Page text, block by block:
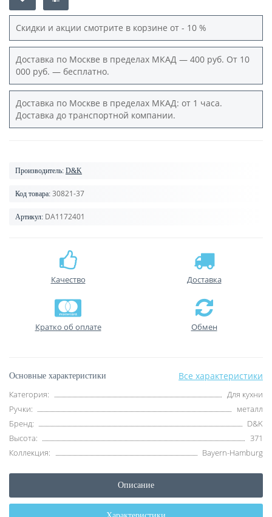
Скидки и акции смотрите в корзине от - 10 %
Доставка по Москве в пределах МКАД — 400 руб. От 10
000 руб. — бесплатно.
Доставка по Москве в пределах МКАД: от 1 часа.
Доставка до транспортной компании.
Производитель: D&K
Код товара: 30821-37
Артикул: DA1172401
Качество Доставка
Кратко об оплате Обмен
Основные характеристики Все характеристики
Категория:
Для кухни
Ручки:
металл
Бренд:
D&K
Высота:
371
Коллекция:
Bayern-Hamburg
Описание